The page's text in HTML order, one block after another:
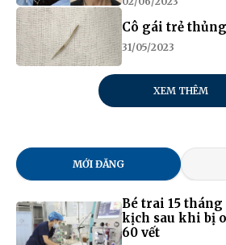
Cô gái trẻ
31/05/2023
XEM THÊM
MỚI ĐĂNG
Bé trai 15
kịch sau khi bị
60 vết